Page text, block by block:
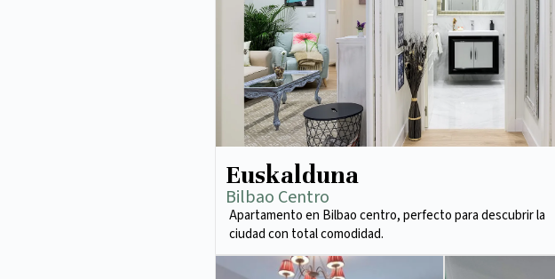
Euskalduna
Bilbao Centro
Apartamento en Bilbao centro, perfecto para descubrir la
ciudad con total comodidad.